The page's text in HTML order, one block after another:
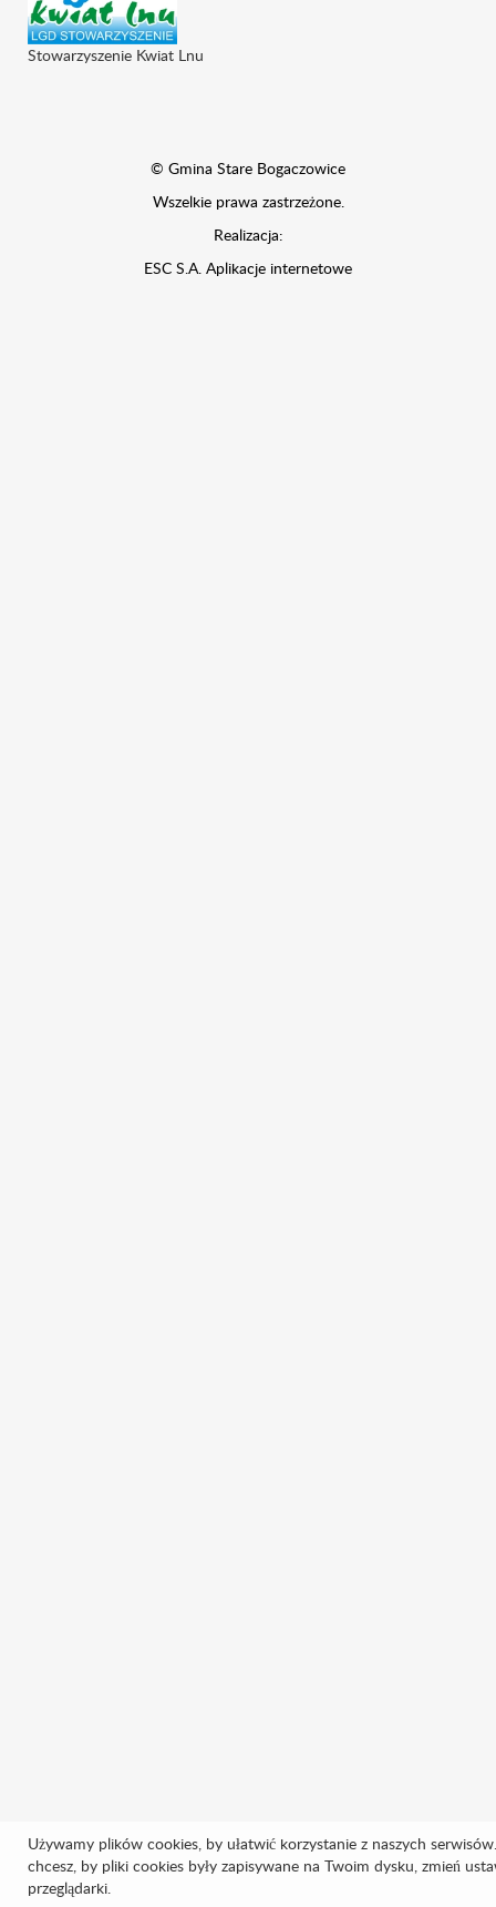
© Gmina Stare Bogaczowice
Wszelkie prawa zastrzeżone.
Realizacja:
ESC S.A. Aplikacje internetowe
Stowarzyszenie Kwiat Lnu
Używamy plików cookies, by ułatwić korzystanie z naszych
chcesz, by pliki cookies były zapisywane na Twoim dysku, zmień
przeglądarki.